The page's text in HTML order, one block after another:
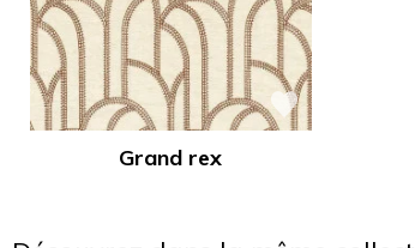
Grand rex